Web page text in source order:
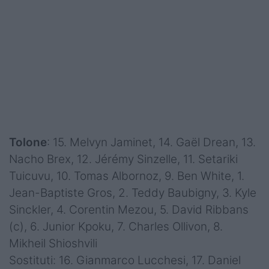
Tolone: 15. Melvyn Jaminet, 14. Gaël Drean, 13.
Nacho Brex, 12. Jérémy Sinzelle, 11. Setariki
Tuicuvu, 10. Tomas Albornoz, 9. Ben White, 1.
Jean-Baptiste Gros, 2. Teddy Baubigny, 3. Kyle
Sinckler, 4. Corentin Mezou, 5. David Ribbans
(c), 6. Junior Kpoku, 7. Charles Ollivon, 8.
Mikheil Shioshvili
Sostituti: 16. Gianmarco Lucchesi, 17. Daniel